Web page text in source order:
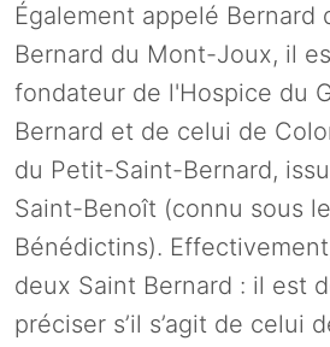
Également appelé Bernard
Bernard du Mont-Joux, il
fondateur de l'Hospice du
Bernard et de celui de
du Petit-Saint-Bernard,
Saint-Benoît (connu sous
Bénédictins).
deux Saint Bernard : il est
préciser s’il s’agit de celui